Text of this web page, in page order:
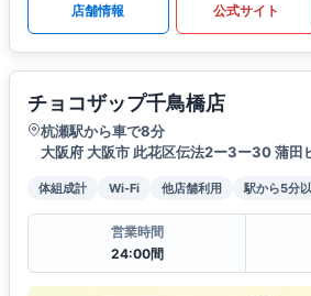
店舗情報 公式サイト
チョコザップ千鳥橋店
杭瀬駅から車で8分
大阪府 大阪市 此花区伝法2ー3ー30 蒲田
体組成計 Wi-Fi 他店舗利用 駅から5分
営業時間
24:00間